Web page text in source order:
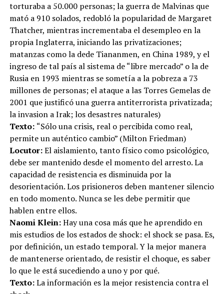
torturaba a 50.000 personas; la guerra de Malvinas que
mató a 910 solados, redobló la popularidad de Margaret
Thatcher, mientras incrementaba el desempleo en la
propia Inglaterra, iniciando las privatizaciones;
matanzas como la dede Tiananmen, en China 1989, y el
ingreso de tal país al sistema de “libre mercado” o la de
Rusia en 1993 mientras se sometía a la pobreza a 73
millones de personas; el ataque a las Torres Gemelas de
2001 que justificó una guerra antiterrorista privatizada;
la invasion a Irak; los desastres naturales)
Texto: “Sólo una crisis, real o percibida como real,
permite un auténtico cambio” (Milton Friedman)
Locutor:El aislamiento, tanto físico como psicológico,
debe ser mantenido desde el momento del arresto. La
capacidad de resistencia es disminuida por la
desorientación. Los prisioneros deben mantener silencio
en todo momento. Nunca se les debe permitir que
hablen entre ellos.
Naomi Klein:Hay una cosa más que he aprendido en
mis estudios de los estados de shock: el shock se pasa. Es,
por definición, un estado temporal. Y la mejor manera
de mantenerse orientado, de resistir el choque, es saber
lo que le está sucediendo a uno y por qué.
Texto:La información es la mejor resistencia contra el